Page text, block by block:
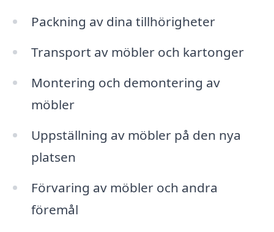
Packning av dina tillhörigheter
Transport av möbler och kartonger
Montering och demontering av
möbler
Uppställning av möbler på den nya
platsen
Förvaring av möbler och andra
föremål